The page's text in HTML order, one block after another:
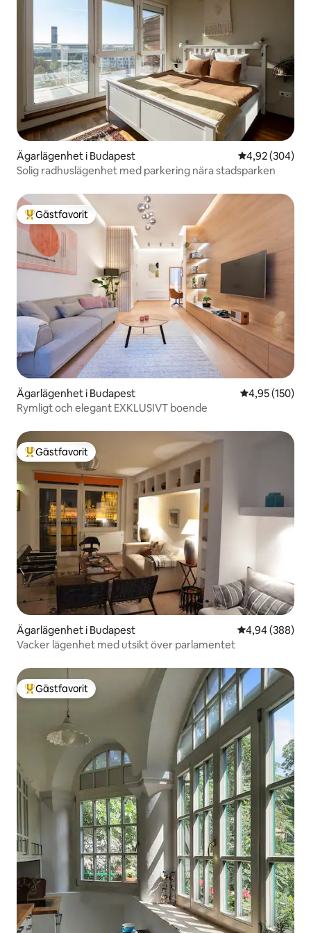
Ägarlägenhet i Budapest 4,92 av 5 i
4,92 (304)
Solig radhuslägenhet med parkering nära stadsparken
Populär gästfavorit
Gästfavorit
Ägarlägenhet i Budapest 4,95 av 5 i
4,95 (150)
Rymligt och elegant EXKLUSIVT boende
Populär gästfavorit
Gästfavorit
Ägarlägenhet i Budapest 4,94 av 5 i
4,94 (388)
Vacker lägenhet med utsikt över parlamentet
Populär gästfavorit
Gästfavorit